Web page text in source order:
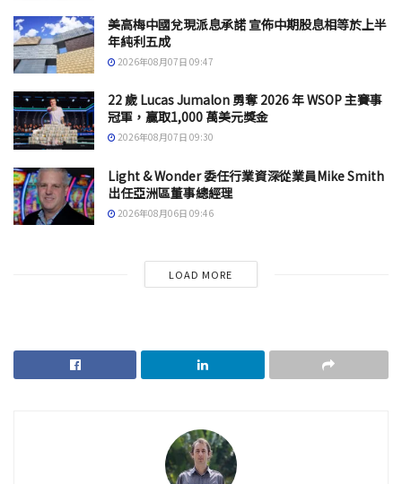
美高梅中國兌現派息承諾 宣佈中期股息相等於上半
年純利五成
2026年08月07日 09:47
22 歲 Lucas Jumalon 勇奪 2026 年 WSOP 主賽事
冠軍，贏取1,000 萬美元獎金
2026年08月07日 09:30
Light & Wonder 委任行業資深從業員Mike Smith
出任亞洲區董事總經理
2026年08月06日 09:46
LOAD MORE